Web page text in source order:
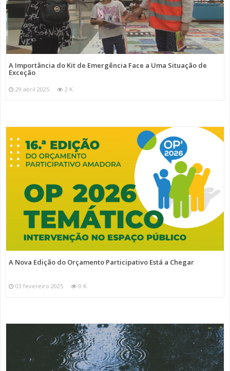
A Importância do Kit de Emergência Face a Uma Situação de
Exceção
29 abril 2025 2 K
A Nova Edição do Orçamento Participativo Está a Chegar
03 fevereiro 2025 0 K